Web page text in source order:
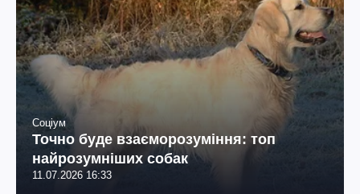
Соціум
Точно буде взаєморозуміння: топ
найрозумніших собак
11.07.2026 16:33